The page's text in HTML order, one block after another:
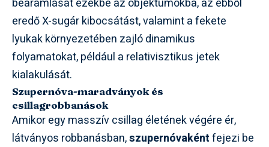
eredő X-sugár kibocsátást, valamint a fekete
lyukak környezetében zajló dinamikus
folyamatokat, például a relativisztikus jetek
kialakulását.
Szupernóva-maradványok és
csillagrobbanások
Amikor egy masszív csillag életének végére ér,
látványos robbanásban,szupernóvakéntfejezi be